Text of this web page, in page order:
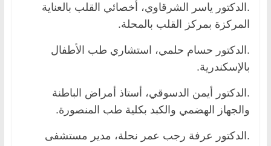
.الدكتور ياسر الشرقاوي، أخصائي القلب بالعناية
المركزة بمركز القلب بالمحلة.
.الدكتور حسام حلمي، استشاري طب الأطفال
بالإسكندرية.
.الدكتور أيمن الدسوقي، أستاذ أمراض الباطنة
والجهاز الهضمي والكبد بكلية طب المنصورة.
.الدكتور عرفة رجب عمر نحلة، مدير مستشفى